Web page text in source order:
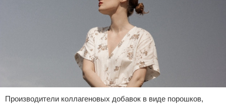
Производители коллагеновых добавок в виде порошков,